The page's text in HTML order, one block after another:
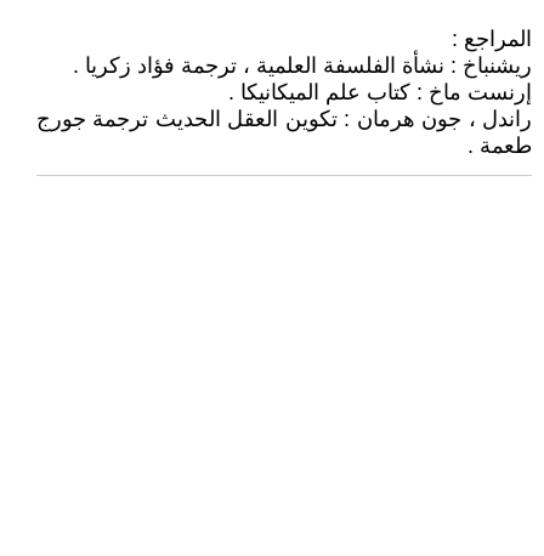
المراجع :
ريشنباخ : نشأة الفلسفة العلمية ، ترجمة فؤاد زكريا .
إرنست ماخ : كتاب علم الميكانيكا .
راندل ، جون هرمان : تكوين العقل الحديث ترجمة جورج
طعمة .